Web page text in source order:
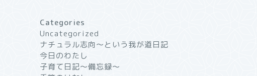
Categories
Uncategorized
ナチュラル志向〜という我が道日記
今日のわたし
子育て日記〜備忘録〜